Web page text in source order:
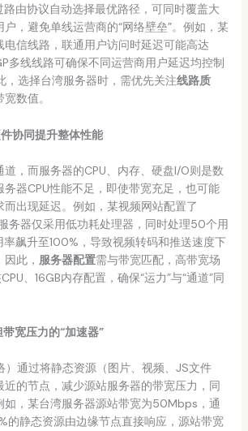
路由协议自动选择最优路径，可同时覆盖大
，避免单线运营商的“网络壁垒”。例如，某
电信线路，联通用户访问时延迟可能高达
多线线路可确保不同运营商用户延迟均控制
，选择台湾服务器时，需优先关注线路质
数值。
协同提升整体性能
，而服务器的CPU、内存、硬盘I/O则是数
器CPU性能不足，即使带宽充足，也可能
而出现延迟。例如，某视频网站配置了
务器仅采用低功耗处理器，同时处理50个用
率飙升至100%，导致视频转码和推送速度下
此， 服务器配置需与带宽匹配，高带宽场
、16GB内存配置，确保“运力”与“通道”同
宽压力的“加速器”
）通过将静态资源（图片、视频、JS文件
的节点，减少源站服务器的带宽压力，同
如，某台湾服务器源站带宽为50Mbps，通
的静态资源由边缘节点直接响应，源站带宽